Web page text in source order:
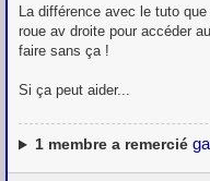
La différence avec le tuto
roue av droite pour accéder
faire sans ça !
Si ça peut aider...
1membre a remercié